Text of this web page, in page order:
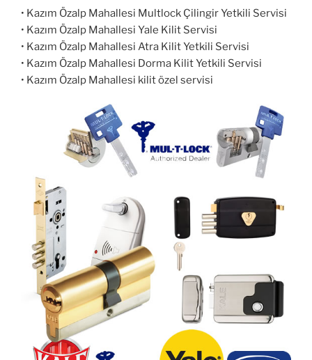
• Kazım Özalp Mahallesi Multlock Çilingir Yetkili Servisi
• Kazım Özalp Mahallesi Yale Kilit Servisi
• Kazım Özalp Mahallesi Atra Kilit Yetkili Servisi
• Kazım Özalp Mahallesi Dorma Kilit Yetkili Servisi
• Kazım Özalp Mahallesi kilit özel servisi